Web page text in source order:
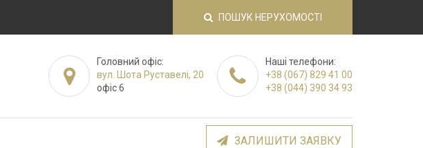
ПОШУК НЕРУХОМОСТІ
Головний офіс:
вул. Шота Руставелі, 20
офіс 6
Наші телефони:
+38 (067) 829 41 00
+38 (044) 390 34 93
ЗАЛИШИТИ ЗАЯВКУ